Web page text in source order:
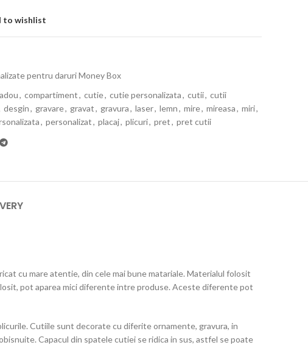
to wishlist
pentru daruri Money Box
, compartiment, cutie, cutie personalizata, cutii, cutii
desgin, gravare, gravat, gravura, laser, lemn, mire, mireasa, miri,
, personalizat, placaj, plicuri, pret, pret cutii
cu mare atentie, din cele mai bune matariale. Materialul folosit
pot aparea mici diferente intre produse. Aceste diferente pot
Cutiile sunt decorate cu diferite ornamente, gravura, in
Capacul din spatele cutiei se ridica in sus, astfel se poate